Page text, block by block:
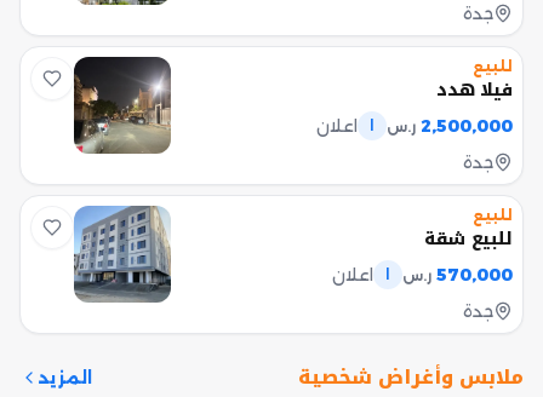
جدة
للبيع
فيلا هدد
2,500,000 ر.س
اعلان
جدة
للبيع
للبيع شقة
570,000 ر.س
اعلان
جدة
ملابس وأغراض شخصية المزيد